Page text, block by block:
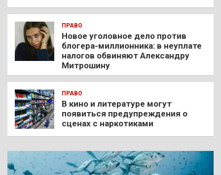
ПРАВО
Новое уголовное дело против
блогера-миллионника: в неуплате
налогов обвиняют Александру
Митрошину
ПРАВО
В кино и литературе могут
появиться предупреждения о
сценах с наркотиками